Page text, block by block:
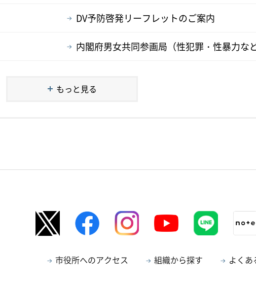
DV予防啓発リーフレットのご案内
内閣府男女共同参画局（性犯罪・性暴力など
もっと見る
市役所へのアクセス 組織から探す よく